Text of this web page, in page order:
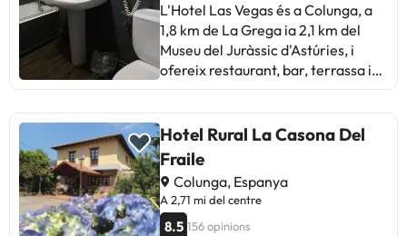
L'Hotel Las Vegas és a Colunga, a
1,8 km de La Grega ia 2,1 km del
Museu del Juràssic d'Astúries, i
ofereix restaurant, bar, terrassa i
habitacions tenen escriptori, TV de
pantalla plana i bany privat. També
inclouen armari. L'aeroport més
proper és Astúries, situat a 83 km
de l'Hotel Las Vegas.
Hotel Rural La Casona Del
Fraile
Colunga, Espanya
A 2,71 mi del centre
8.5 156 opinions